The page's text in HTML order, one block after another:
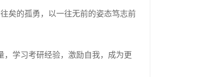
矣的孤勇，以一往无前的姿态笃志前
学习考研经验，激励自我，成为更